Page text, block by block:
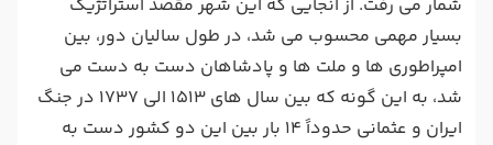
شمار می رفت. از آنجایی که این شهر مقصد استراتژیک
بسیار مهمی محسوب می شد، در طول سالیان دور، بین
امپراطوری ها و ملت ها و پادشاهان دست به دست می
شد، به این گونه که بین سال های 1513 الی 1737 در جنگ
ایران و عثمانی حدوداً 14 بار بین این دو کشور دست به